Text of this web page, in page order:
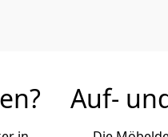
Auf-